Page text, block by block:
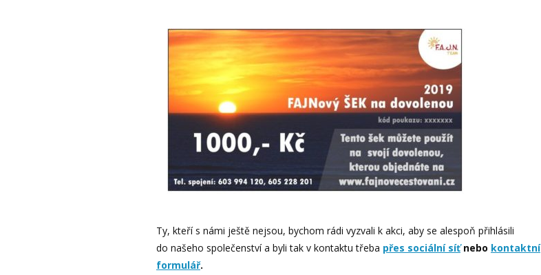
Ty, kteří s námi ještě nejsou, bychom rádi vyzvali k akci, aby se alespoň přihlásili
do našeho společenství a byli tak v kontaktu třeba přes sociální síťnebo kontaktní
formulář.